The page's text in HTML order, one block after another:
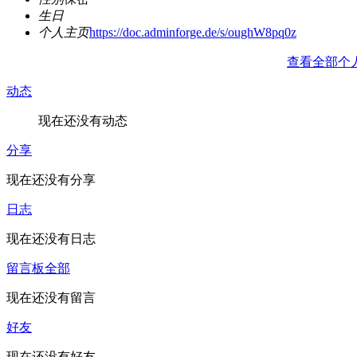
生日
个人主页https://doc.adminforge.de/s/oughW8pq0z
查看全部个
动态
现在还没有动态
分享
现在还没有分享
日志
现在还没有日志
留言板全部
现在还没有留言
好友